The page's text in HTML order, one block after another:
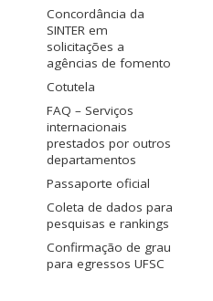
Concordância da
SINTER em
solicitações a
agências de fomento
Cotutela
FAQ – Serviços
internacionais
prestados por outros
departamentos
Passaporte oficial
Coleta de dados para
pesquisas e rankings
Confirmação de grau
para egressos UFSC